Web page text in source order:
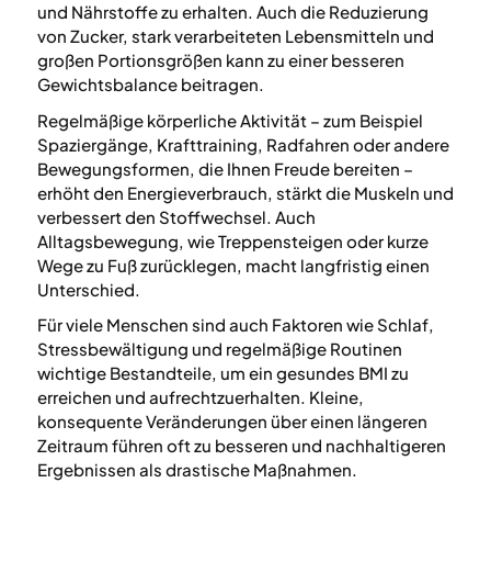
und Nährstoffe zu erhalten. Auch die Reduzierung
von Zucker, stark verarbeiteten Lebensmitteln und
großen Portionsgrößen kann zu einer besseren
Gewichtsbalance beitragen.
Regelmäßige körperliche Aktivität – zum Beispiel
Spaziergänge, Krafttraining, Radfahren oder andere
Bewegungsformen, die Ihnen Freude bereiten –
erhöht den Energieverbrauch, stärkt die Muskeln und
verbessert den Stoffwechsel. Auch
Alltagsbewegung, wie Treppensteigen oder kurze
Wege zu Fuß zurücklegen, macht langfristig einen
Unterschied.
Für viele Menschen sind auch Faktoren wie Schlaf,
Stressbewältigung und regelmäßige Routinen
wichtige Bestandteile, um ein gesundes BMI zu
erreichen und aufrechtzuerhalten. Kleine,
konsequente Veränderungen über einen längeren
Zeitraum führen oft zu besseren und nachhaltigeren
Ergebnissen als drastische Maßnahmen.